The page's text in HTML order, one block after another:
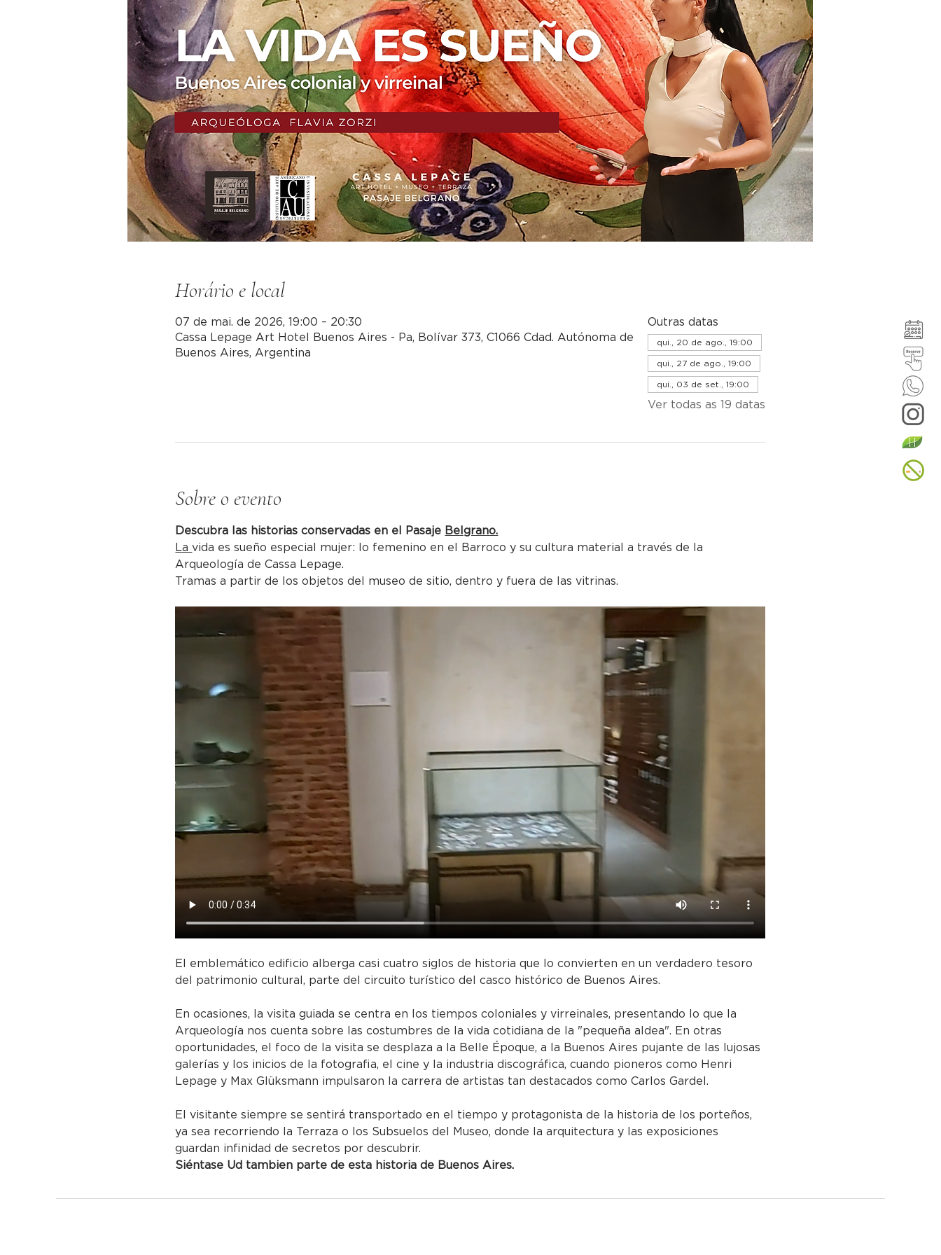
Horário e local
07 de mai. de 2026, 19:00 – 20:30
Cassa Lepage Art Hotel Buenos Aires - Pa, Bolívar 373, C1066 Cdad. Autónoma de
Buenos Aires, Argentina
Outras datas
qui., 20 de ago., 19:00
qui., 27 de ago., 19:00
qui., 03 de set., 19:00
Ver todas as 19 datas
Sobre o evento
Descubra las historias conservadas en el Pasaje Belgrano.
La vida es sueño especial mujer: lo femenino en el Barroco y su cultura material a través de la
Arqueología de Cassa Lepage.
Tramas a partir de los objetos del museo de sitio, dentro y fuera de las vitrinas.
El emblemático edificio alberga casi cuatro siglos de historia que lo convierten en un verdadero tesoro
del patrimonio cultural, parte del circuito turístico del casco histórico de Buenos Aires.
En ocasiones, la visita guiada se centra en los tiempos coloniales y virreinales, presentando lo que la
Arqueología nos cuenta sobre las costumbres de la vida cotidiana de la "pequeña aldea". En otras
oportunidades, el foco de la visita se desplaza a la Belle Époque, a la Buenos Aires pujante de las lujosas
galerías y los inicios de la fotografia, el cine y la industria discográfica, cuando pioneros como Henri
Lepage y Max Glüksmann impulsaron la carrera de artistas tan destacados como Carlos Gardel.
El visitante siempre se sentirá transportado en el tiempo y protagonista de la historia de los porteños,
ya sea recorriendo la Terraza o los Subsuelos del Museo, donde la arquitectura y las exposiciones
guardan infinidad de secretos por descubrir.
Siéntase Ud tambien parte de esta historia de Buenos Aires.